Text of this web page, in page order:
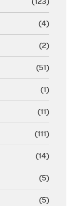
(4)
(2)
(51)
(1)
(11)
(111)
(14)
(5)
(5)